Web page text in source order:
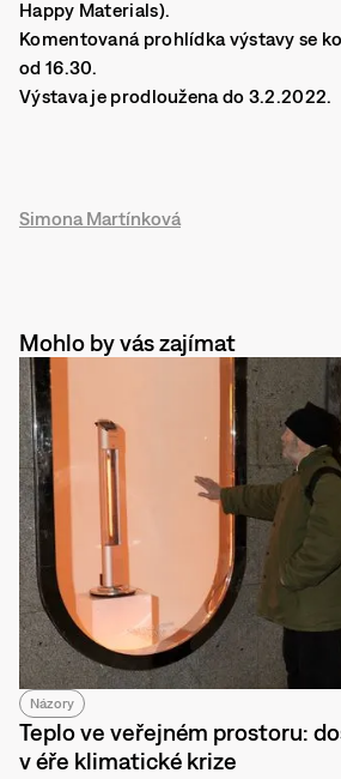
Happy Materials).
Komentovaná prohlídka výstavy se
od 16.30.
Výstava je prodloužena do 3.2.2022.
Simona Martínková
Mohlo by vás zajímat
Názory
Teplo ve veřejném prostoru:
v éře klimatické krize